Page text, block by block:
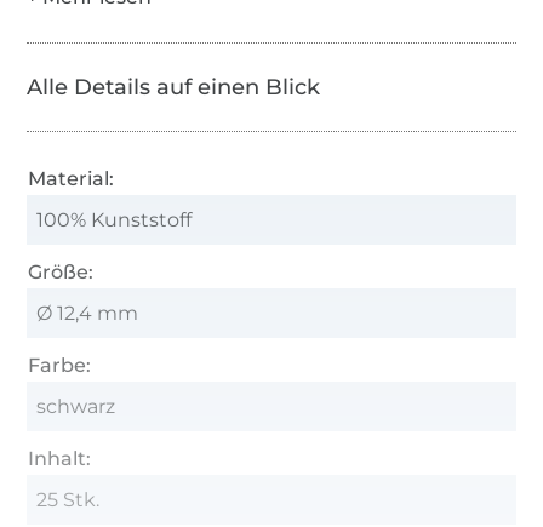
Alle Details auf einen Blick
Material:
100% Kunststoff
Größe:
Ø 12,4 mm
Farbe:
schwarz
Inhalt:
25 Stk.